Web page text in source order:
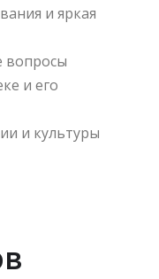
и яркая
вопросы
и его
и культуры